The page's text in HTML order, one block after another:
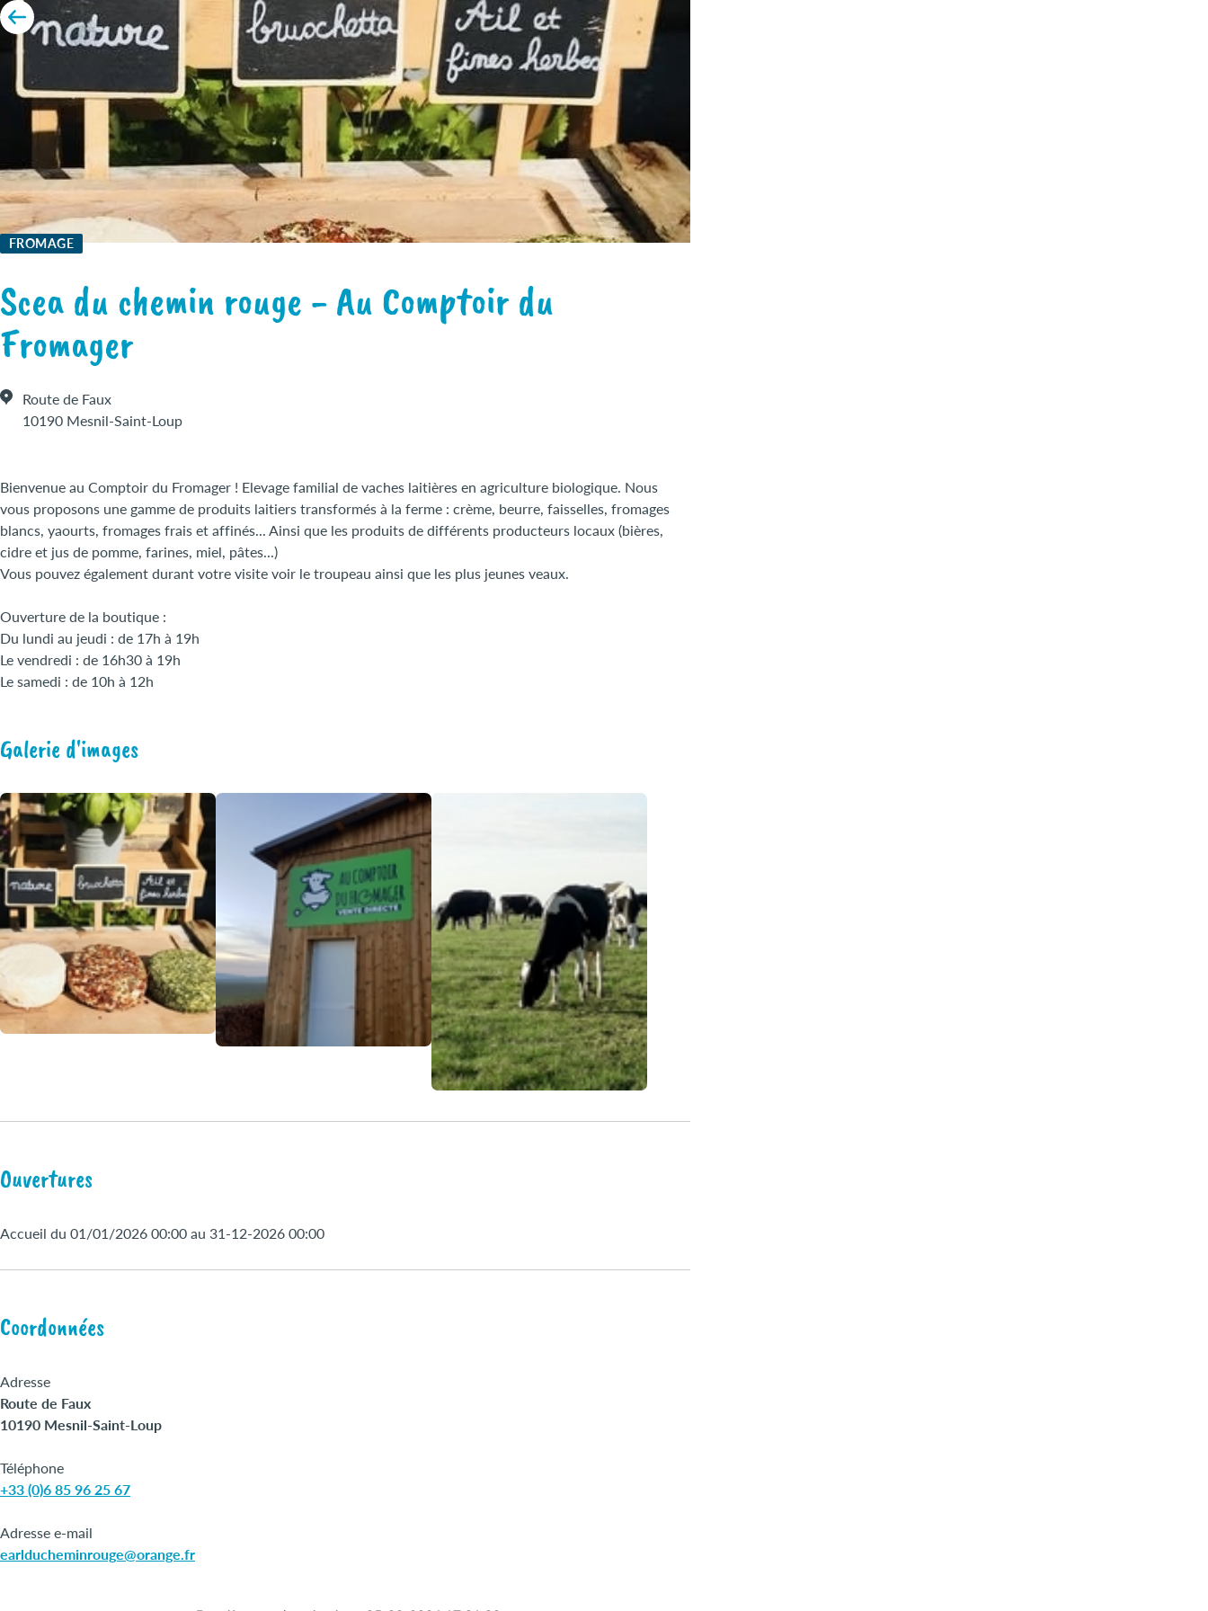
FROMAGE
Scea du chemin rouge - Au Comptoir du
Fromager
Route de Faux
10190 Mesnil-Saint-Loup
Bienvenue au Comptoir du Fromager ! Elevage familial de vaches laitières en agriculture biologique. Nous
vous proposons une gamme de produits laitiers transformés à la ferme : crème, beurre, faisselles, fromages
blancs, yaourts, fromages frais et affinés... Ainsi que les produits de différents producteurs locaux (bières,
cidre et jus de pomme, farines, miel, pâtes...)
Vous pouvez également durant votre visite voir le troupeau ainsi que les plus jeunes veaux.
Ouverture de la boutique :
Du lundi au jeudi : de 17h à 19h
Le vendredi : de 16h30 à 19h
Le samedi : de 10h à 12h
Galerie d'images
Ouvertures
Accueil du 01/01/2026 00:00 au 31-12-2026 00:00
Coordonnées
Adresse
Route de Faux
10190 Mesnil-Saint-Loup
Téléphone
+33 (0)6 85 96 25 67
Adresse e-mail
earlducheminrouge@orange.fr